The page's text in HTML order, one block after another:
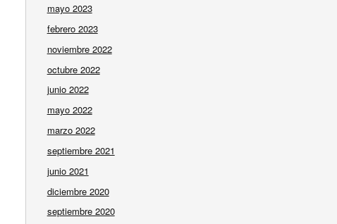
mayo 2023
febrero 2023
noviembre 2022
octubre 2022
junio 2022
mayo 2022
marzo 2022
septiembre 2021
junio 2021
diciembre 2020
septiembre 2020